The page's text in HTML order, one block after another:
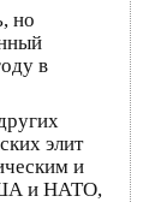
но
в
элит
и
и НАТО,